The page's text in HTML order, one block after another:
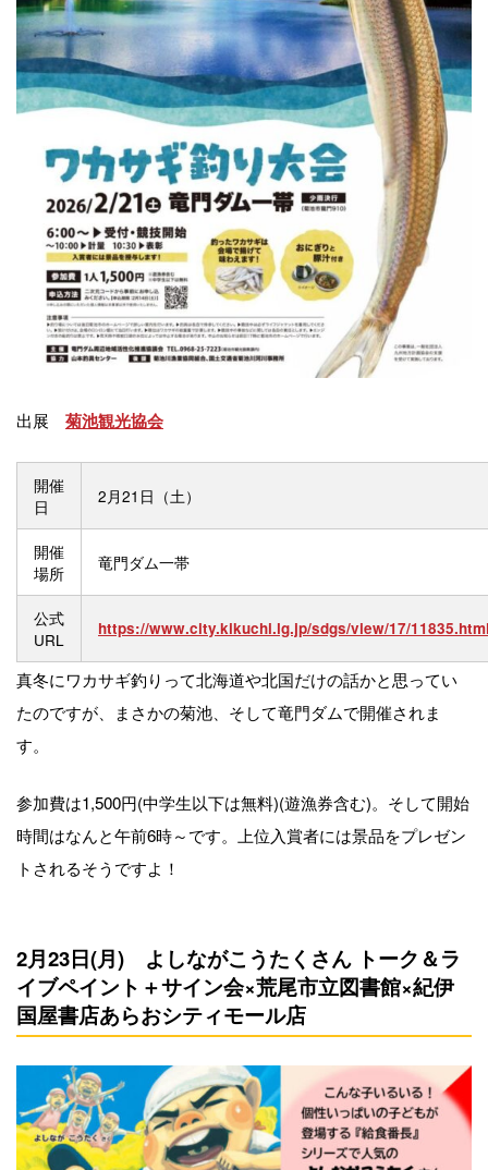
出展 菊池観光協会
開催
日
2月21日（土）
開催
場所
竜門ダム一帯
公式
URL
https://www.city.kikuchi.lg.jp/sdgs/view/17/
真冬にワカサギ釣りって北海道や北国だけの話かと思ってい
たのですが、まさかの菊池、そして竜門ダムで開催されま
す。
参加費は1,500円(中学生以下は無料)(遊漁券含む)。そして開始
時間はなんと午前6時～です。上位入賞者には景品をプレゼン
トされるそうですよ！
2月23日(月) よしながこうたくさん トーク＆ラ
イブペイント＋サイン会×荒尾市立図書館×紀伊
国屋書店あらおシティモール店